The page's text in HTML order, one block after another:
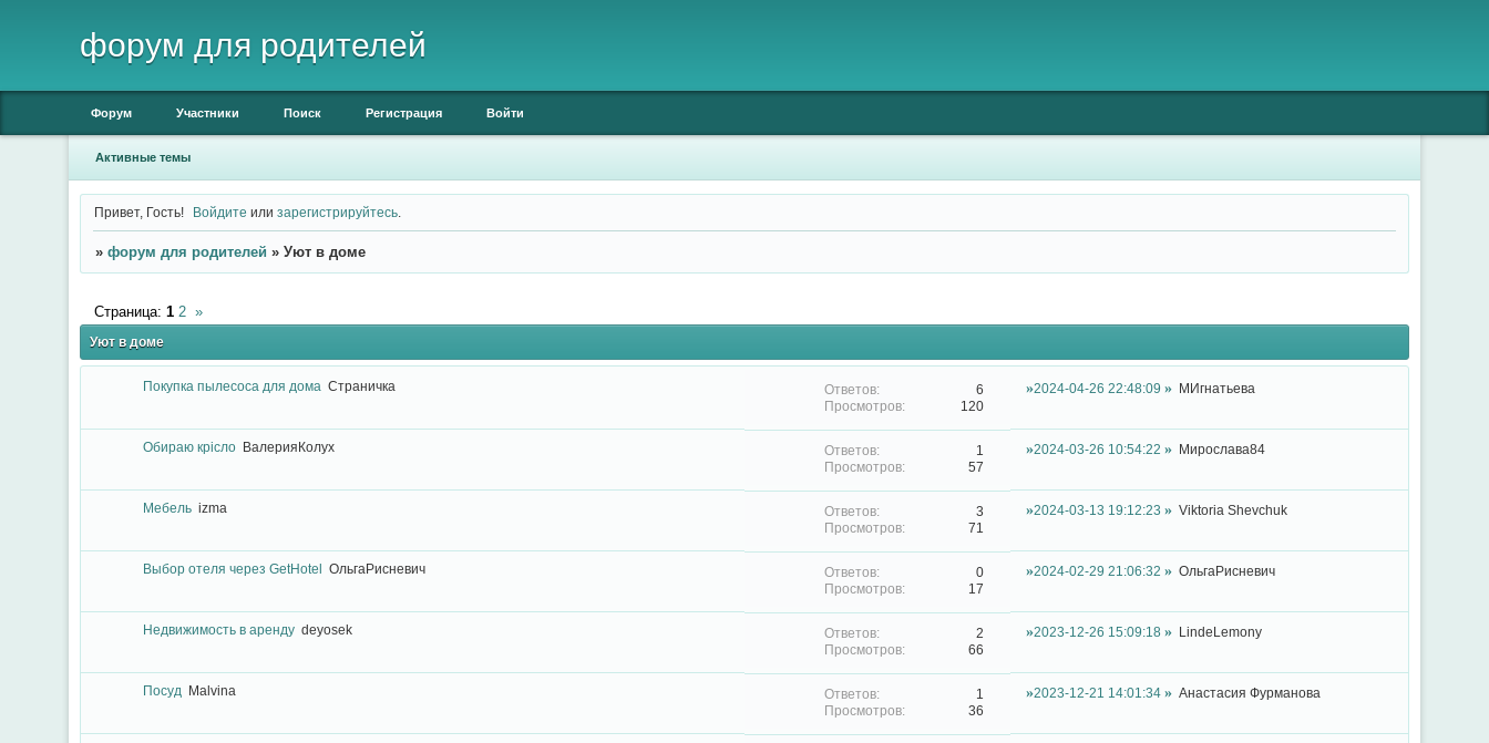
форум для родителей
Форум Участники Поиск Регистрация Войти
Активные темы
Привет, Гость! Войдите илизарегистрируйтесь
» форум для родителей » Уют в доме
Уют в доме
Страница: 1 2 »
Покупка пылесоса для дома Страничка
6
120
2024-04-26 22:48:09 МИгнатьева
Обираю крісло ВалерияКолух
1
57
2024-03-26 10:54:22 Мирослава84
Мебель izma
3
71
2024-03-13 19:12:23 Viktoria Shevchuk
Выбор отеля через GetHotel ОльгаРисневич
0
17
2024-02-29 21:06:32 ОльгаРисневич
Недвижимость в аренду deyosek
2
66
2023-12-26 15:09:18 LindeLemony
Посуд Malvina
1
36
2023-12-21 14:01:34 Анастасия Фурманова